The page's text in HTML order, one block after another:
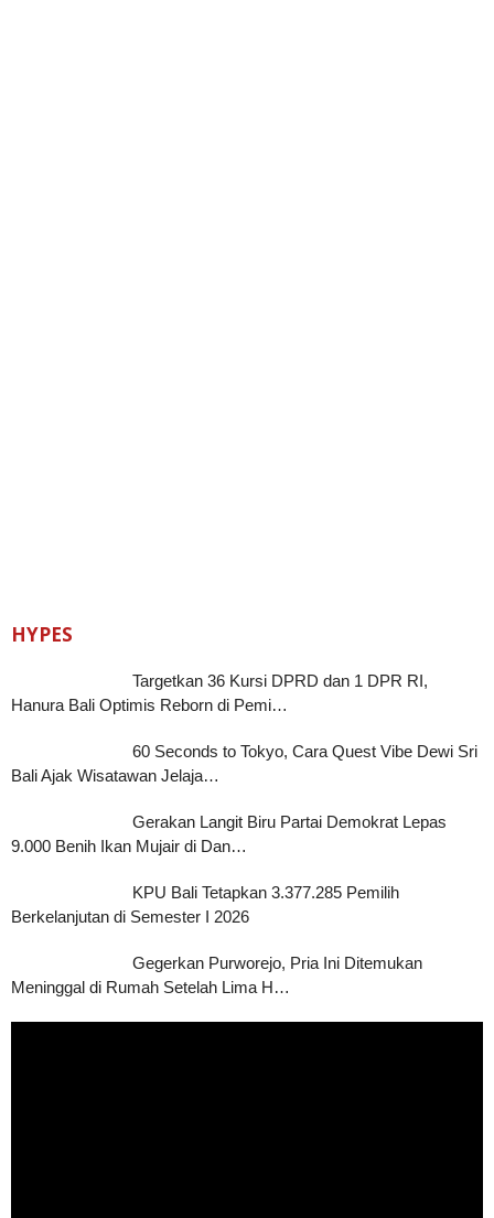
HYPES
Targetkan 36 Kursi DPRD dan 1 DPR RI,
Hanura Bali Optimis Reborn di Pemi…
60 Seconds to Tokyo, Cara Quest Vibe Dewi Sri
Bali Ajak Wisatawan Jelaja…
Gerakan Langit Biru Partai Demokrat Lepas
9.000 Benih Ikan Mujair di Dan…
KPU Bali Tetapkan 3.377.285 Pemilih
Berkelanjutan di Semester I 2026
Gegerkan Purworejo, Pria Ini Ditemukan
Meninggal di Rumah Setelah Lima H…